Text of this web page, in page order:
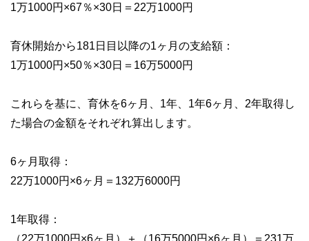
1万1000円×67％×30日＝22万1000円
育休開始から181日目以降の1ヶ月の支給額：
1万1000円×50％×30日＝16万5000円
これらを基に、育休を6ヶ月、1年、1年6ヶ月、2年取得し
た場合の金額をそれぞれ算出します。
6ヶ月取得：
22万1000円×6ヶ月＝132万6000円
1年取得：
（22万1000円×6ヶ月）＋（16万5000円×6ヶ月）＝231万